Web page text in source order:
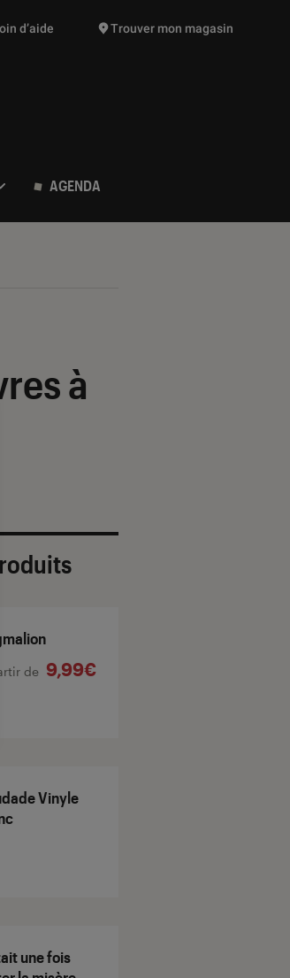
de produits vont vous être proposées
d’aide Trouver mon magasin
AGENDA
à
de 9,99€
Vinyle
une fois